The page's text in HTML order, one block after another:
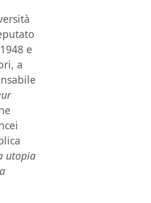
e
a
utopia